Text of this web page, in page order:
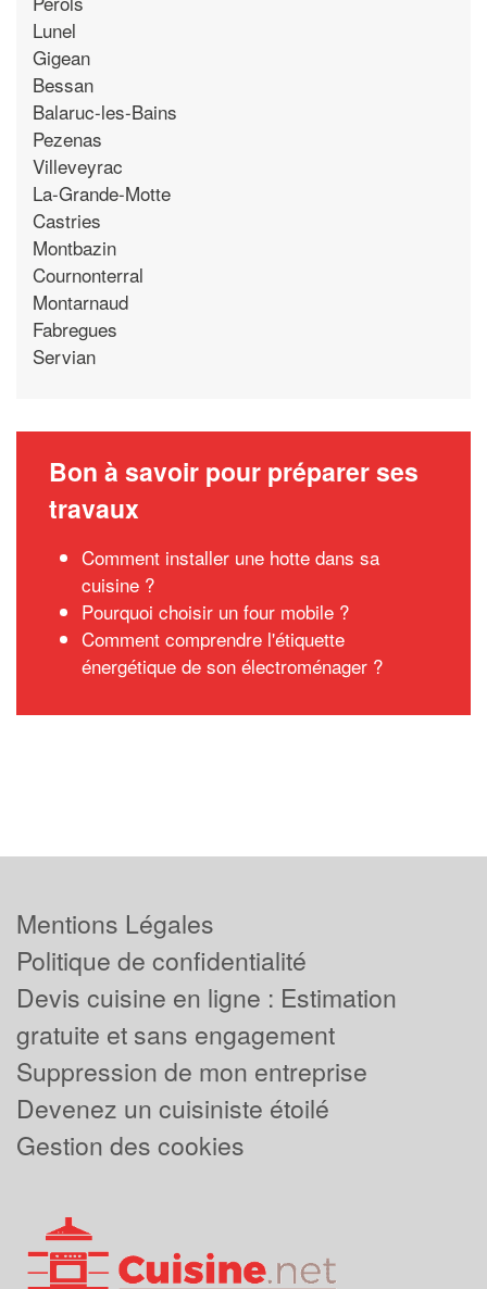
Lunel
Gigean
Bessan
Balaruc-les-Bains
Pezenas
Villeveyrac
La-Grande-Motte
Castries
Montbazin
Cournonterral
Montarnaud
Fabregues
Servian
Bon à savoir pour préparer ses
travaux
Comment installer une hotte dans sa
cuisine ?
Pourquoi choisir un four mobile ?
Comment comprendre l'étiquette
énergétique de son électroménager ?
Mentions Légales
Politique de confidentialité
Devis cuisine en ligne : Estimation
gratuite et sans engagement
Suppression de mon entreprise
Devenez un cuisiniste étoilé
Gestion des cookies